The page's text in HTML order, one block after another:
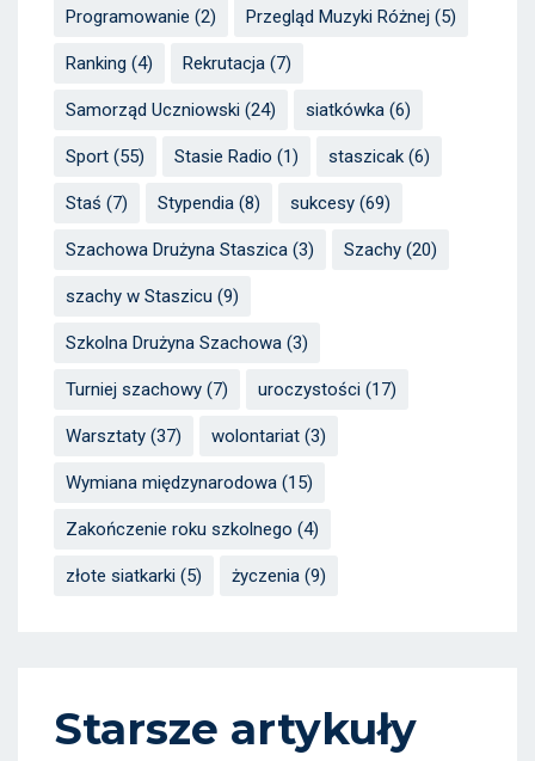
Programowanie (2) Przegląd Muzyki Różnej (5)
Ranking (4) Rekrutacja (7)
Samorząd Uczniowski (24) siatkówka (6)
Sport (55) Stasie Radio (1) staszicak (6)
Staś (7) Stypendia (8) sukcesy (69)
Szachowa Drużyna Staszica (3) Szachy (20)
szachy w Staszicu (9)
Szkolna Drużyna Szachowa (3)
Turniej szachowy (7) uroczystości (17)
Warsztaty (37) wolontariat (3)
Wymiana międzynarodowa (15)
Zakończenie roku szkolnego (4)
złote siatkarki (5) życzenia (9)
Starsze artykuły